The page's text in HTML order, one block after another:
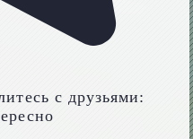
с друзьями: